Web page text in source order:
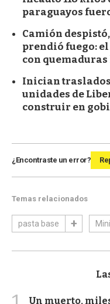
paraguayos
Camión
prendió fuego:
con quemaduras
Inician traslados
unidades de
construir en
¿Encontraste un error?
Temas relacionados
pasta base
Un muerto,